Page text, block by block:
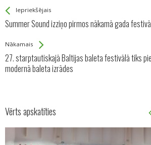
See more
Iepriekšējais
Summer Sound izziņo pirmos nākamā gada
Back
All
Nākamais
27. starptautiskajā Baltijas baleta festivālā tiks
modernā baleta izrādes
Vērts apskatīties